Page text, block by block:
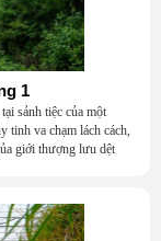
1
sảnh tiệc của một
tinh va chạm lách cách,
giới thượng lưu dệt